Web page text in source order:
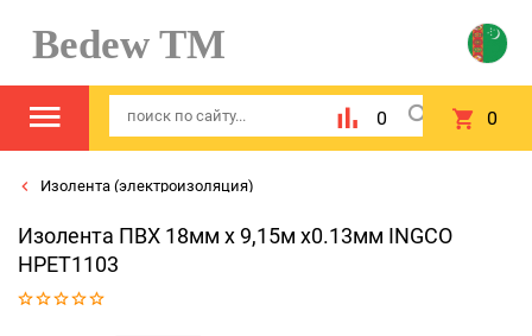
Bedew TM
0 0
Изолента (электроизоляция)
Изолента ПВХ 18мм х 9,15м x0.13мм INGCO
HPET1103